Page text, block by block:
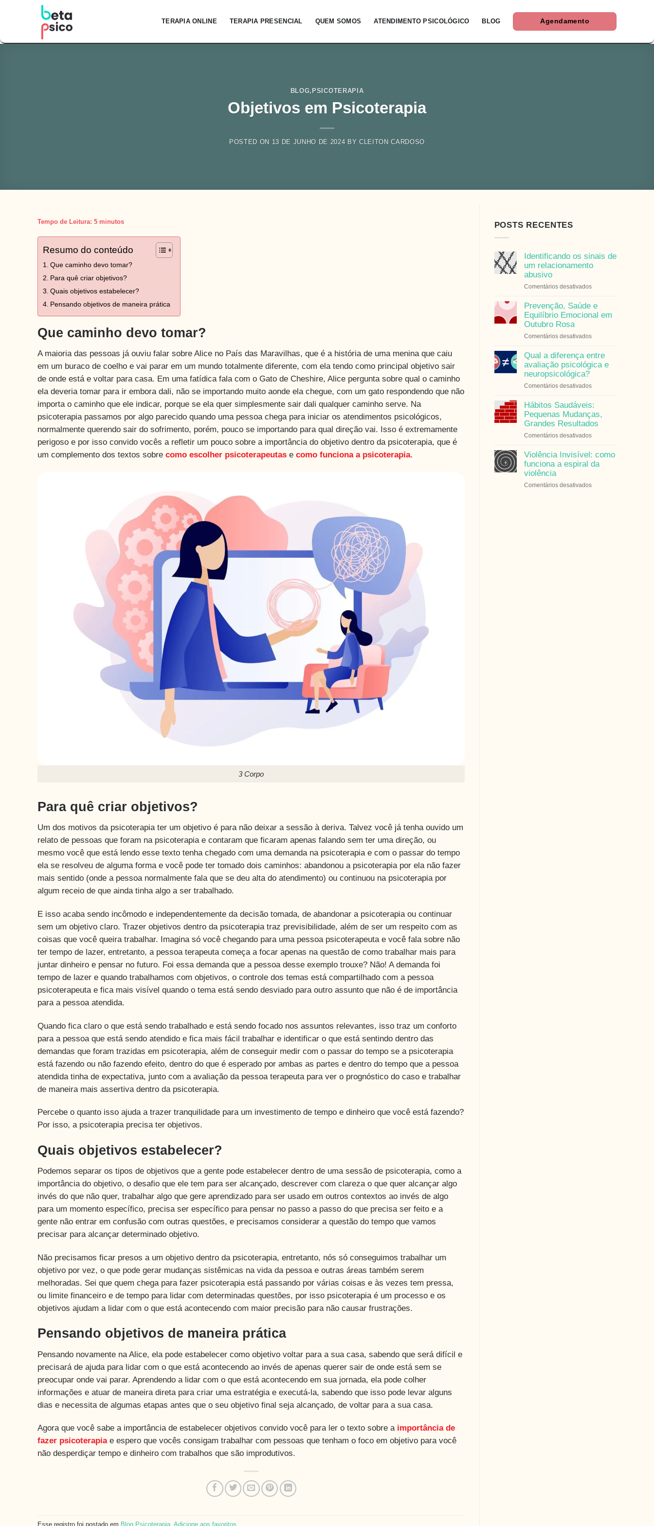
TERAPIA ONLINE TERAPIA PRESENCIAL QUEM SOMOS ATENDIMENTO PSICOLÓGICO BLOG Agendamento
BLOG, PSICOTERAPIA
Objetivos em Psicoterapia
POSTED ON 13 DE JUNHO DE 2024 BYCLEITON CARDOSO
Tempo de Leitura: 5 minutos
Resumo do conteúdo
Que caminho devo tomar?
Para quê criar objetivos?
Quais objetivos estabelecer?
Pensando objetivos de maneira prática
Que caminho devo tomar?
A maioria das pessoas já ouviu falar sobre Alice no País das Maravilhas, que é a história de uma menina que caiu
em um buraco de coelho e vai parar em um mundo totalmente diferente, com ela tendo como principal objetivo sair
de onde está e voltar para casa. Em uma fatídica fala com o Gato de Cheshire, Alice pergunta sobre qual o caminho
ela deveria tomar para ir embora dali, não se importando muito aonde ela chegue, com um gato respondendo que não
importa o caminho que ele indicar, porque se ela quer simplesmente sair dali qualquer caminho serve. Na
psicoterapia passamos por algo parecido quando uma pessoa chega para iniciar os atendimentos psicológicos,
normalmente querendo sair do sofrimento, porém, pouco se importando para qual direção vai. Isso é extremamente
perigoso e por isso convido vocês a refletir um pouco sobre a importância do objetivo dentro da psicoterapia, que é
um complemento dos textos sobre como escolher psicoterapeutas e como funciona a psicoterapia.
3 Corpo
Para quê criar objetivos?
Um dos motivos da psicoterapia ter um objetivo é para não deixar a sessão à deriva. Talvez você já tenha ouvido um
relato de pessoas que foram na psicoterapia e contaram que ficaram apenas falando sem ter uma direção, ou
mesmo você que está lendo esse texto tenha chegado com uma demanda na psicoterapia e com o passar do tempo
ela se resolveu de alguma forma e você pode ter tomado dois caminhos: abandonou a psicoterapia por ela não fazer
mais sentido (onde a pessoa normalmente fala que se deu alta do atendimento) ou continuou na psicoterapia por
algum receio de que ainda tinha algo a ser trabalhado.
E isso acaba sendo incômodo e independentemente da decisão tomada, de abandonar a psicoterapia ou continuar
sem um objetivo claro. Trazer objetivos dentro da psicoterapia traz previsibilidade, além de ser um respeito com as
coisas que você queira trabalhar. Imagina só você chegando para uma pessoa psicoterapeuta e você fala sobre não
ter tempo de lazer, entretanto, a pessoa terapeuta começa a focar apenas na questão de como trabalhar mais para
juntar dinheiro e pensar no futuro. Foi essa demanda que a pessoa desse exemplo trouxe? Não! A demanda foi
tempo de lazer e quando trabalhamos com objetivos, o controle dos temas está compartilhado com a pessoa
psicoterapeuta e fica mais visível quando o tema está sendo desviado para outro assunto que não é de importância
para a pessoa atendida.
Quando fica claro o que está sendo trabalhado e está sendo focado nos assuntos relevantes, isso traz um conforto
para a pessoa que está sendo atendido e fica mais fácil trabalhar e identificar o que está sentindo dentro das
demandas que foram trazidas em psicoterapia, além de conseguir medir com o passar do tempo se a psicoterapia
está fazendo ou não fazendo efeito, dentro do que é esperado por ambas as partes e dentro do tempo que a pessoa
atendida tinha de expectativa, junto com a avaliação da pessoa terapeuta para ver o prognóstico do caso e trabalhar
de maneira mais assertiva dentro da psicoterapia.
Percebe o quanto isso ajuda a trazer tranquilidade para um investimento de tempo e dinheiro que você está fazendo?
Por isso, a psicoterapia precisa ter objetivos.
Quais objetivos estabelecer?
Podemos separar os tipos de objetivos que a gente pode estabelecer dentro de uma sessão de psicoterapia, como a
importância do objetivo, o desafio que ele tem para ser alcançado, descrever com clareza o que quer alcançar algo
invés do que não quer, trabalhar algo que gere aprendizado para ser usado em outros contextos ao invés de algo
para um momento específico, precisa ser específico para pensar no passo a passo do que precisa ser feito e a
gente não entrar em confusão com outras questões, e precisamos considerar a questão do tempo que vamos
precisar para alcançar determinado objetivo.
Não precisamos ficar presos a um objetivo dentro da psicoterapia, entretanto, nós só conseguimos trabalhar um
objetivo por vez, o que pode gerar mudanças sistêmicas na vida da pessoa e outras áreas também serem
melhoradas. Sei que quem chega para fazer psicoterapia está passando por várias coisas e às vezes tem pressa,
ou limite financeiro e de tempo para lidar com determinadas questões, por isso psicoterapia é um processo e os
objetivos ajudam a lidar com o que está acontecendo com maior precisão para não causar frustrações.
Pensando objetivos de maneira prática
Pensando novamente na Alice, ela pode estabelecer como objetivo voltar para a sua casa, sabendo que será difícil e
precisará de ajuda para lidar com o que está acontecendo ao invés de apenas querer sair de onde está sem se
preocupar onde vai parar. Aprendendo a lidar com o que está acontecendo em sua jornada, ela pode colher
informações e atuar de maneira direta para criar uma estratégia e executá-la, sabendo que isso pode levar alguns
dias e necessita de algumas etapas antes que o seu objetivo final seja alcançado, de voltar para a sua casa.
Agora que você sabe a importância de estabelecer objetivos convido você para ler o texto sobre a importância de
fazer psicoterapiae espero que vocês consigam trabalhar com pessoas que tenham o foco em objetivo para você
não desperdiçar tempo e dinheiro com trabalhos que são improdutivos.
Esse registro foi postado em Blog Psicoterapia Adicione aos favoritos
POSTS RECENTES
Identificando os sinais de
um relacionamento
abusivo
Comentários desativadosem
os
sinais
relacionamento
Prevenção, Saúde e
Equilíbrio Emocional em
Outubro Rosa
Comentários desativadosem
Saúde
e
em
Rosa
Qual a diferença entre
avaliação psicológica e
neuropsicológica?
Comentários desativadosem
a
entre
psicológica
neuropsicológica?
Hábitos Saudáveis:
Pequenas Mudanças,
Grandes Resultados
Comentários desativadosem
Saudáveis:
Pequenas
Resultados
Violência Invisível: como
funciona a espiral da
violência
Comentários desativadosem